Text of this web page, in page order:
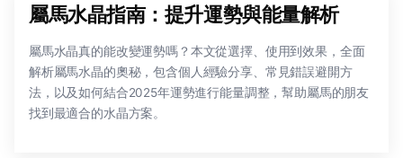
屬馬水晶指南：提升運勢與能量解析
屬馬水晶真的能改變運勢嗎？本文從選擇、使用到效果，全面
解析屬馬水晶的奧秘，包含個人經驗分享、常見錯誤避開方
法，以及如何結合2025年運勢進行能量調整，幫助屬馬的朋友
找到最適合的水晶方案。